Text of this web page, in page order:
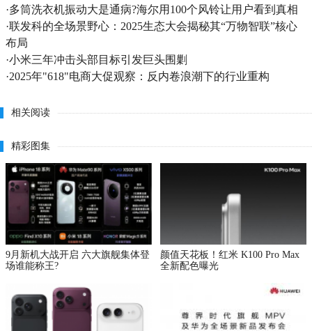
·多筒洗衣机振动大是通病?海尔用100个风铃让用户看到真相
·联发科的全场景野心：2025生态大会揭秘其“万物智联”核心
布局
·小米三年冲击头部目标引发巨头围剿
·2025年"618"电商大促观察：反内卷浪潮下的行业重构
相关阅读
精彩图集
9月新机大战开启 六大旗舰集体登
场谁能称王?
颜值天花板！红米 K100 Pro Max
全新配色曝光